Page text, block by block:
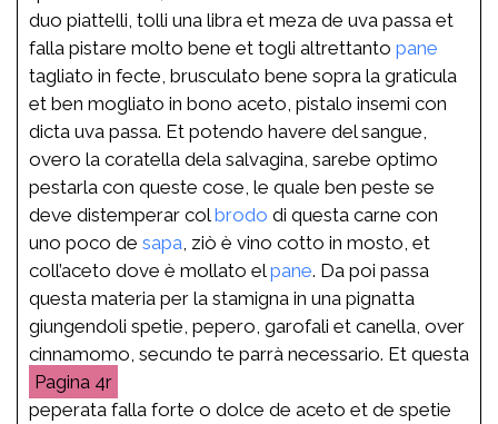
duo piattelli, tolli una libra et meza de uva passa et
falla pistare molto bene et togli altrettanto pane
tagliato in fecte, brusculato bene sopra la graticula
et ben mogliato in bono aceto, pistalo insemi con
dicta uva passa. Et potendo havere del sangue,
overo la coratella dela salvagina, sarebe optimo
pestarla con queste cose, le quale ben peste se
deve distemperar colbrodo di questa carne con
uno poco de sapa , ziò è vino cotto in mosto, et
coll’aceto dove è mollato elpane. Da poi passa
questa materia per la stamigna in una pignatta
giungendoli spetie, pepero, garofali et canella, over
cinnamomo, secundo te parrà necessario. Et questa
4r
peperata falla forte o dolce de aceto et de spetie